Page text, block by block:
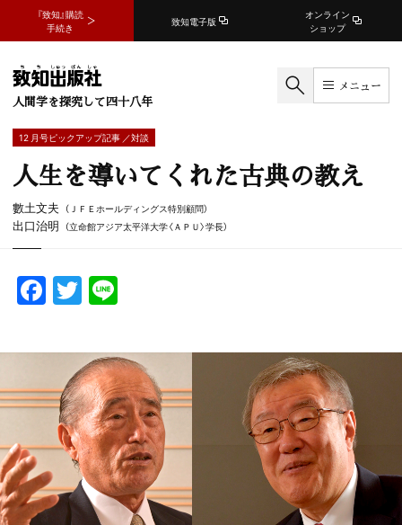
『致知』購読
手続き
致知電子版
オンライン
ショップ
人間学を探究して四十八年
メニュー
12 月号ピックアップ記事 ／対談
人生を導いてくれた古典の教え
數土文夫 （ＪＦＥホールディングス特別顧問）
出口治明 （立命館アジア太平洋大学〈ＡＰＵ〉学長）
F
a
c
e
b
o
o
k
T
w
itt
er
e